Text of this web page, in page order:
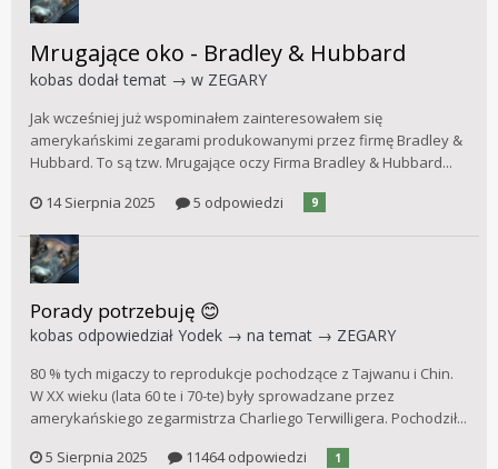
Mrugające oko - Bradley & Hubbard
kobas dodał temat → w ZEGARY
Jak wcześniej już wspominałem zainteresowałem się
amerykańskimi zegarami produkowanymi przez firmę Bradley &
Hubbard. To są tzw. Mrugające oczy Firma Bradley & Hubbard...
14 Sierpnia 2025
5 odpowiedzi 9
Porady potrzebuję 😊
kobas odpowiedział Yodek → na temat → ZEGARY
80 % tych migaczy to reprodukcje pochodzące z Tajwanu i Chin.
W XX wieku (lata 60 te i 70-te) były sprowadzane przez
amerykańskiego zegarmistrza Charliego Terwilligera. Pochodził...
5 Sierpnia 2025
11464 odpowiedzi 1